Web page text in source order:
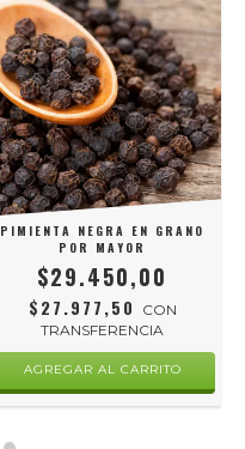
PIMIENTA NEGRA EN GRANO
POR MAYOR
$29.450,00
$27.977,50
CON
TRANSFERENCIA
AGREGAR AL CARRITO